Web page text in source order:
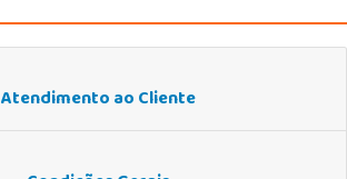
Atendimento ao Cliente